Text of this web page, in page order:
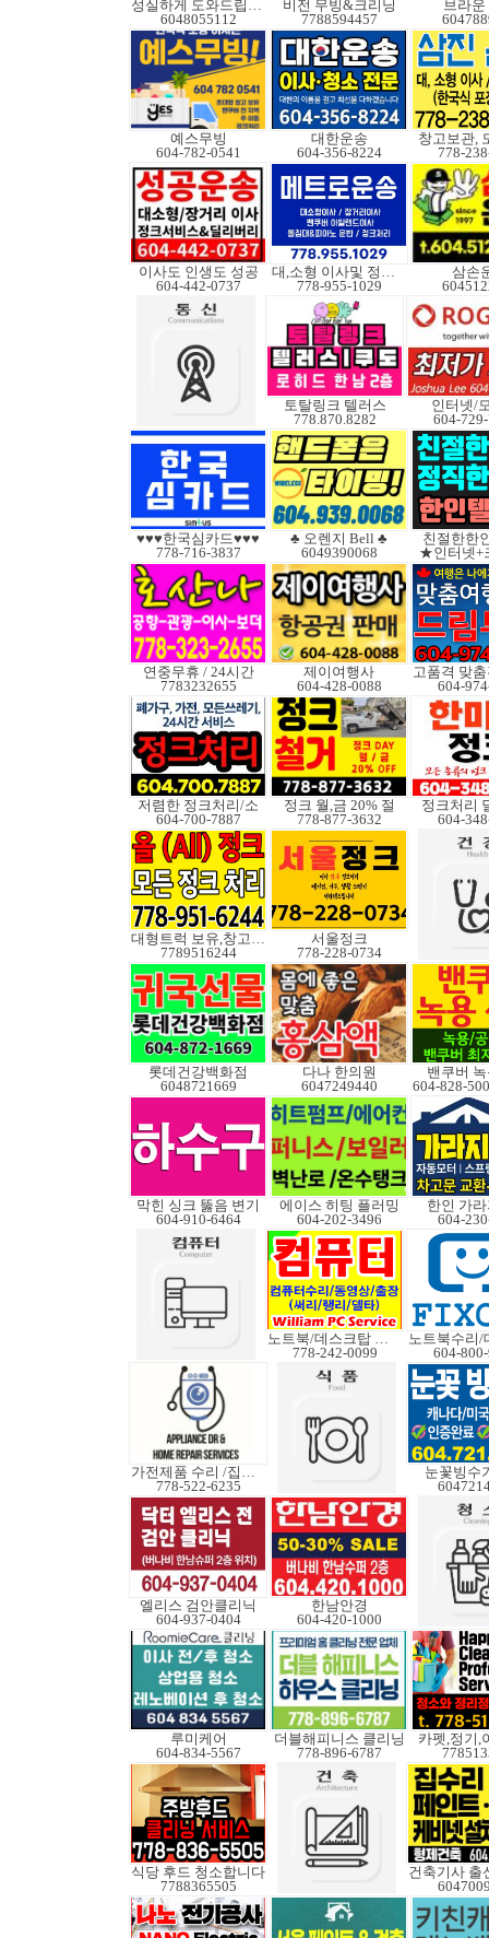
성실하게 도와드립니다
6048055112
비전 무빙&크리닝
7788594457
브라운
예스무빙
604-782-0541
대한운송
604-356-8224
창고보관,
778-
이사도 인생도 성공
604-442-0737
대,소형 이사및 정크처
778-955-1029
삼손
토탈링크 텔러스
778.870.8282
인터넷/
604-
♥♥♥한국심카드♥♥♥
778-716-3837
♣ 오렌지 Bell ♣
6049390068
친절한한
★인터넷+
연중무휴 / 24시간
7783232655
제이여행사
604-428-0088
604-
저렴한 정크처리/소
604-700-7887
정크 월,금 20% 절
778-877-3632
정크처리
604-
대형트럭 보유,창고보관
7789516244
서울정크
778-228-0734
롯데건강백화점
6048721669
다나 한의원
6047249440
밴쿠버
막힌 싱크 뚫음 변기
604-910-6464
에이스 히팅 플러밍
604-202-3496
한인 가
604-
노트북/데스크탑 수리
778-242-0099
604-
가전제품 수리 /집수리
778-522-6235
눈꽃빙수
엘리스 검안클리닉
604-937-0404
한남안경
604-420-1000
루미케어
604-834-5567
더블해피니스 클리닝
778-896-6787
카펫,정기,
식당 후드 청소합니다
7788365505
건축기사 출